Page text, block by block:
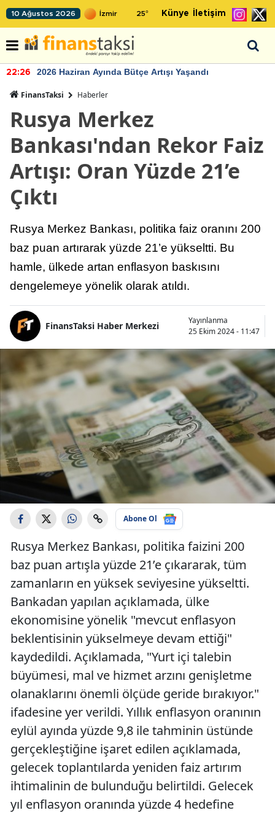
10 Ağustos 2026 25° Künye İletişim
22:26 2026 Haziran Ayında Bütçe Artışı Yaşandı
FinansTaksi Haberler
Rusya Merkez
Bankası'ndan Rekor Faiz
Artışı: Oran Yüzde 21’e
Çıktı
Rusya Merkez Bankası, politika faiz oranını 200
baz puan artırarak yüzde 21’e yükseltti. Bu
hamle, ülkede artan enflasyon baskısını
dengelemeye yönelik olarak atıldı.
FinansTaksi Haber Merkezi
Yayınlanma
25 Ekim 2024 - 11:47
Abone Ol
Rusya Merkez Bankası, politika faizini 200
baz puan artışla yüzde 21’e çıkararak, tüm
zamanların en yüksek seviyesine yükseltti.
Bankadan yapılan açıklamada, ülke
ekonomisine yönelik "mevcut enflasyon
beklentisinin yükselmeye devam ettiği"
kaydedildi. Açıklamada, "Yurt içi talebin
büyümesi, mal ve hizmet arzını genişletme
olanaklarını önemli ölçüde geride bırakıyor."
ifadesine yer verildi. Yıllık enflasyon oranının
eylül ayında yüzde 9,8 ile tahminin üstünde
gerçekleştiğine işaret edilen açıklamada,
gelecek toplantılarda yeniden faiz artırım
ihtimalinin de bulunduğu belirtildi. Gelecek
yıl enflasyon oranında yüzde 4 hedefine